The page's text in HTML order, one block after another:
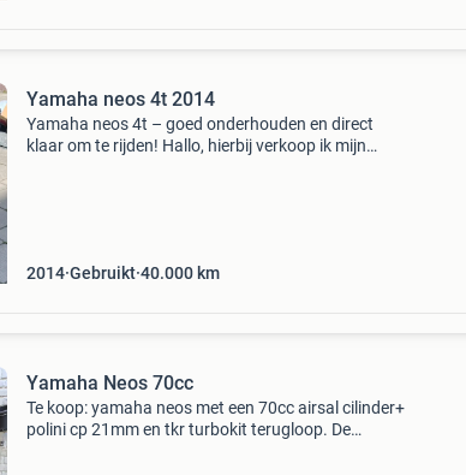
Yamaha neos 4t 2014
Yamaha neos 4t – goed onderhouden en direct
klaar om te rijden! Hallo, hierbij verkoop ik mijn
2014 Gebruikt 40.000 km
Yamaha Neos 70cc
Te koop: yamaha neos met een 70cc airsal cilinder+
polini cp 21mm en tkr turbokit terugloop. De